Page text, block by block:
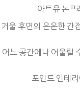
아트유 논프
거울 후면의 은은한 간
어느 공간에나 어울릴
포인트 인테